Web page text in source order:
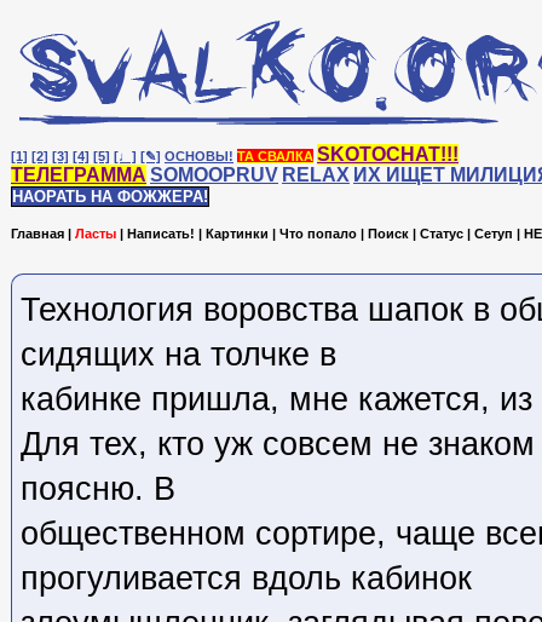
[1] [2] [3] [4] [5] [♩] [✎] ОСНОВЫ! ТА СВАЛКА SKOTOCHAT!!!
ТЕЛЕГРАММА SOMOOPRUV RELAX ИХ ИЩЕТ
НАОРАТЬ НА ФОЖЖЕРА!
Главная | Ласты | Написать! | Картинки | Что попало | Поиск | Статус | Сетуп |
Технология воровства шапок в
сидящих на толчке в
кабинке пришла, мне кажется,
Для тех, кто уж совсем не знаком
поясню. В
общественном сортире, чаще
прогуливается вдоль кабинок